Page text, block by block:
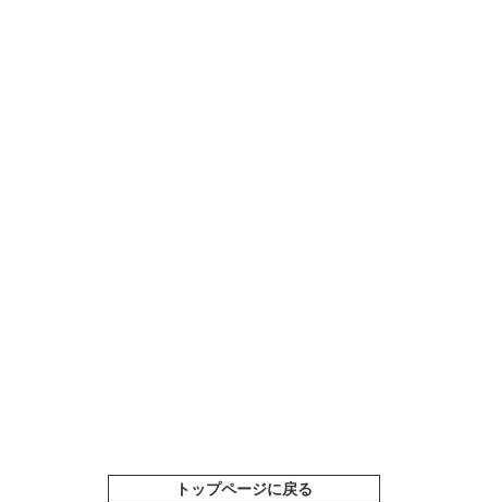
トップページに戻る